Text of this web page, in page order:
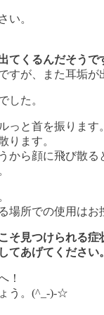
い。
てくるんだそうで
が、また耳垢が
した。
っと首を振ります。
ります。
から顔に飛び散る
所での使用はお
そ見つけられる症
てあげてください。
！
う。(^_-)-☆